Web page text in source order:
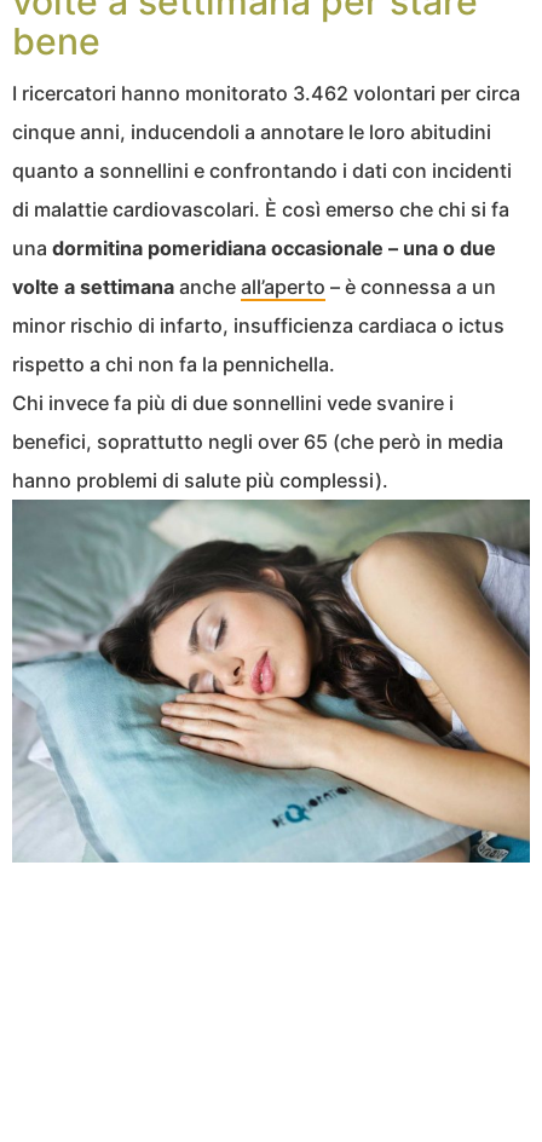
bene
I ricercatori hanno monitorato 3.462 volontari per circa
cinque anni, inducendoli a annotare le loro abitudini
quanto a sonnellini e confrontando i dati con incidenti
di malattie cardiovascolari. È così emerso che chi si fa
una dormitina pomeridiana occasionale – una o due
volte a settimana anche all’aperto – è connessa a un
minor rischio di infarto, insufficienza cardiaca o ictus
rispetto a chi non fa la pennichella.
Chi invece fa più di due sonnellini vede svanire i
benefici, soprattutto negli over 65 (che però in media
hanno problemi di salute più complessi).